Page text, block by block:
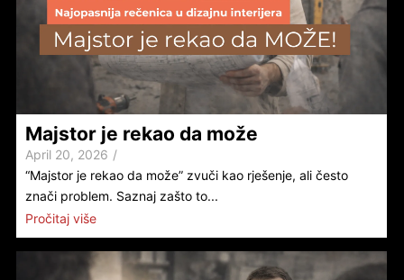
Majstor je rekao da može
April 20, 2026 /
“Majstor je rekao da može” zvuči kao rješenje, ali često
znači problem. Saznaj zašto to...
Pročitaj više